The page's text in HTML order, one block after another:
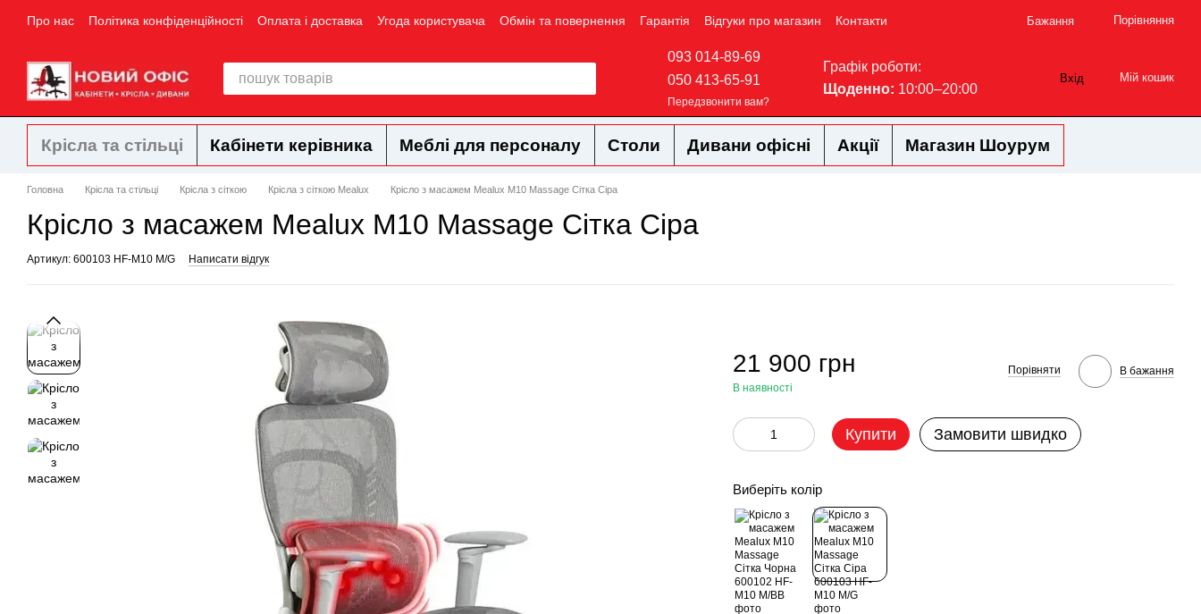
Перейти до основного контенту
Про нас Політика конфіденційності Оплата і доставка Угода користувача Обмін та повернення Гарантія Відгуки про магазин Контакти Бажання Порівняння
093 014-89-69
050 413-65-91
Передзвонити вам?
Графік роботи:
Щоденно: 10:00–20:00
Вхід Мій кошик
Крісла та стільці Кабінети керівника Меблі для персоналу Столи Дивани офісні Акції Магазин Шоурум
Головна Крісла та стільці Крісла з сіткою Крісла з сіткою Mealux Крісло з масажем Mealux M10 Massage Сітка Сіра
Крісло з масажем Mealux M10 Massage Сітка Сіра
Артикул: 600103 HF-M10 M/G Написати відгук
21 900 грн
В наявності
Порівняти В бажання
Купити Замовити швидко
Виберіть колір